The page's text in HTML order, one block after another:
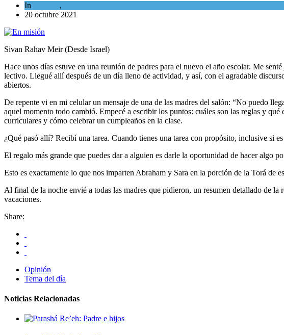
In ,
20 octubre 2021
Sivan Rahav Meir (Desde Israel)
Hace unos días estuve en una reunión de padres para el nuevo el año escolar. Me
lectivo. Llegué allí después de un día lleno de actividad, y así, con el agradable
abiertos.
De repente vi en mi celular un mensaje de una de las madres del salón: “No puedo
aquel momento todo cambió. Empecé a escribir los puntos: cuáles son las reglas y
curriculares y cómo celebrar un cumpleaños en la clase.
¿Qué pasó allí? Recibí una tarea. Cuando tienes una tarea con propósito, inclusive si
El regalo más grande que puedes dar a alguien es darle la oportunidad de hacer algo
Esto es exactamente lo que nos imparten Abraham y Sara en la porción de la Torá de
Al final de la noche envié a todas las madres que pidieron, un resumen detallado de
vacaciones.
Share:
Opinión
Tema del día
Noticias Relacionadas